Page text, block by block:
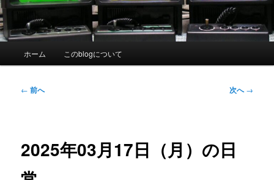
ホーム このblogについて
投
ー
← 前へ 次へ→
2025年03月17日（月）の日